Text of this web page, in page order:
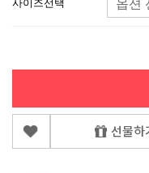
선물하